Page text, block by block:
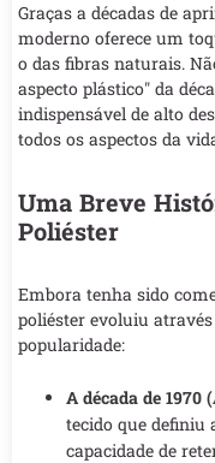
Graças a décadas de
moderno oferece um
o das fibras naturais.
aspecto plástico" da
indispensável de alto
todos os aspectos da
Uma Breve
Poliéster
Embora tenha sido
poliéster evoluiu
popularidade:
A década de 1970
tecido que definiu
capacidade de